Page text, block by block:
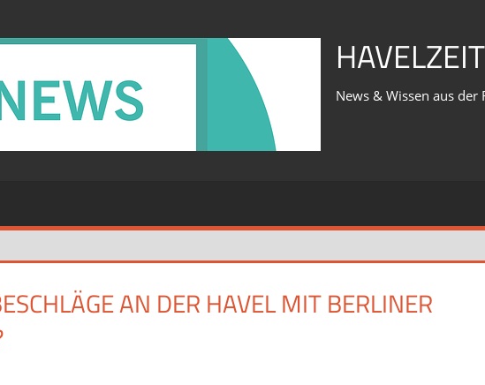
News & Wissen aus der
AN DER HAVEL MIT BERLINER